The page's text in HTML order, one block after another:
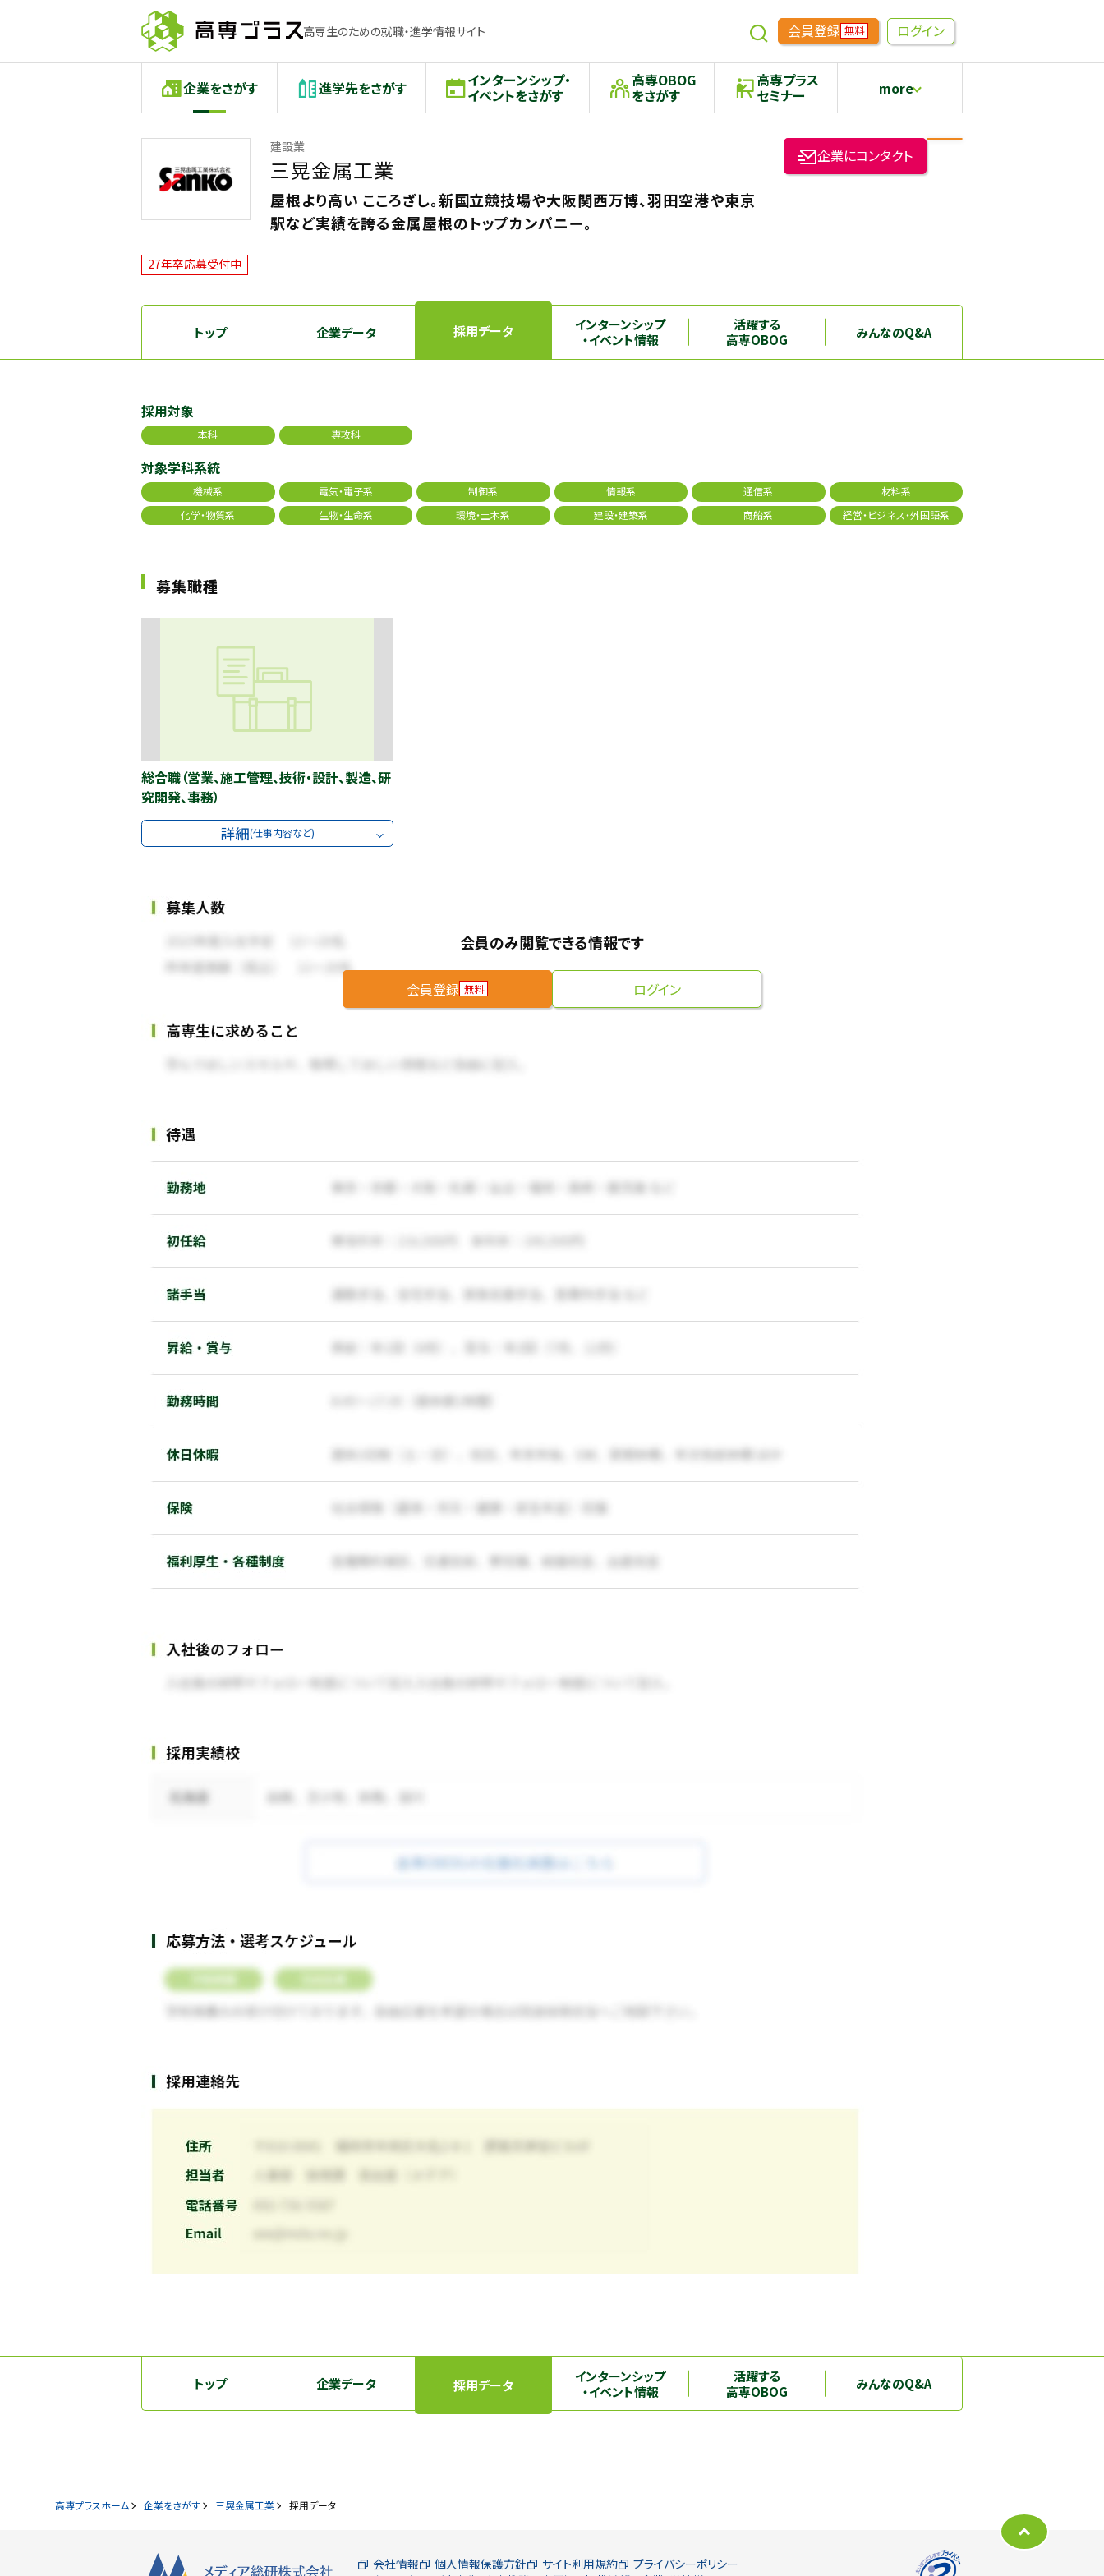
高専生のための就職・進学情報サイト 会員登録 無料 ログイン
企業をさがす 進学先をさがす インターンシップ・
イベントをさがす
高専OBOG
をさがす
高専プラス
セミナー more
高専生コミュニティめもらす
本科5年生・専攻科2年生向け
建設業
三晃金属工業
屋根より高い こころざし。新国立競技場や大阪関西万博、羽田空港や東京
駅など実績を誇る金属屋根のトップカンパニー。
企業にコンタクト
27年卒応募受付中
トップ 企業データ 採用データ
インターンシップ
・イベント情報
活躍する
高専OBOG
みんなのQ&A
採用対象
本科 専攻科
対象学科系統
機械系 電気・電子系 制御系 情報系 通信系
材料系
化学・物質系
生物・生命系 環境・土木系 建設・建築系 商船系 経営・ビジネス・外国語系
募集職種
総合職（営業、施工管理、技術・設計、製造、研
究開発、事務）
詳細(仕事内容など)
会員のみ閲覧できる情報です
会員登録 無料 ログイン
トップ 企業データ 採用データ
インターンシップ
・イベント情報
活躍する
高専OBOG
みんなのQ&A
高専プラスホーム 企業をさがす 三晃金属工業 採用データ
会社情報 個人情報保護方針 サイト利用規約
プライバシーポリシー